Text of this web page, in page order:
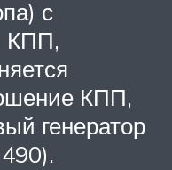
с
КПП,
КПП,
генератор